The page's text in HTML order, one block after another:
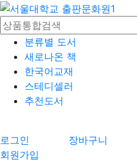
분류별 도서
새로나온 책
한국어교재
스테디셀러
추천도서
로그인 장바구니
회원가입